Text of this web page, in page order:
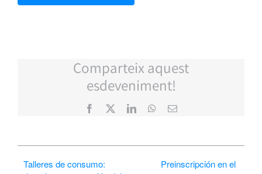
Comparteix aquest
esdeveniment!
Facebook LinkedInWhatsApp
Correo
Talleres de consumo:
Preinscripción en el